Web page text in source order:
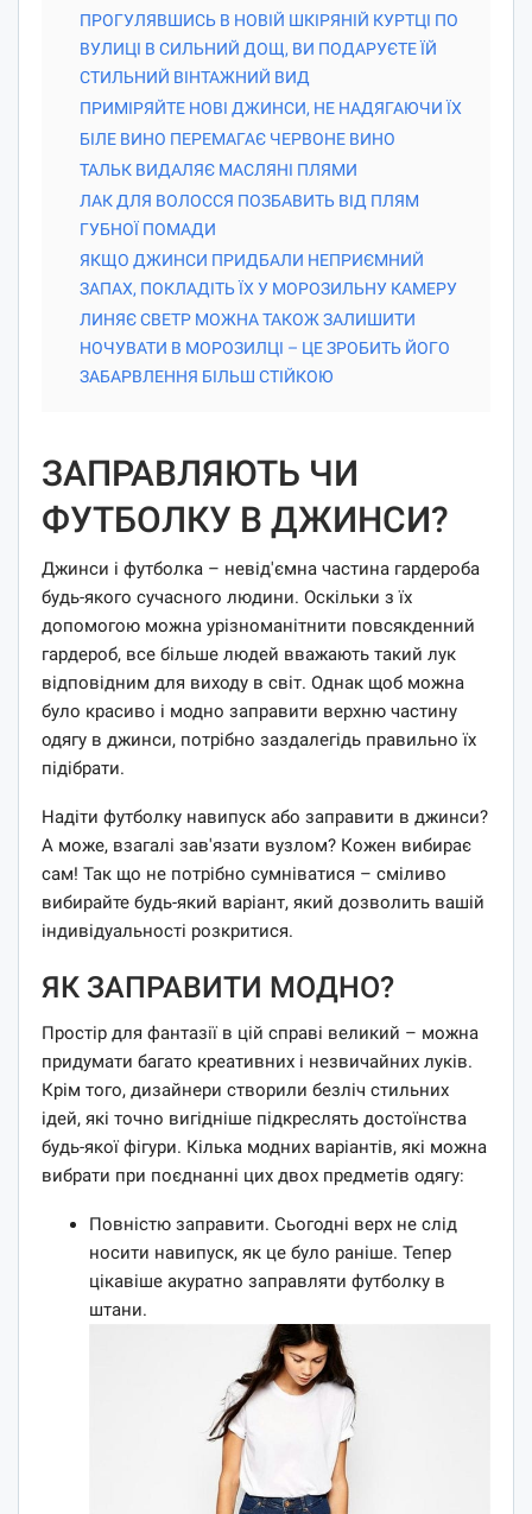
ПРОГУЛЯВШИСЬ В НОВІЙ ШКІРЯНІЙ КУРТЦІ ПО
ВУЛИЦІ В СИЛЬНИЙ ДОЩ, ВИ ПОДАРУЄТЕ ЇЙ
СТИЛЬНИЙ ВІНТАЖНИЙ ВИД
ПРИМІРЯЙТЕ НОВІ ДЖИНСИ, НЕ НАДЯГАЮЧИ ЇХ
БІЛЕ ВИНО ПЕРЕМАГАЄ ЧЕРВОНЕ ВИНО
ТАЛЬК ВИДАЛЯЄ МАСЛЯНІ ПЛЯМИ
ЛАК ДЛЯ ВОЛОССЯ ПОЗБАВИТЬ ВІД ПЛЯМ
ГУБНОЇ ПОМАДИ
ЯКЩО ДЖИНСИ ПРИДБАЛИ НЕПРИЄМНИЙ
ЗАПАХ, ПОКЛАДІТЬ ЇХ У МОРОЗИЛЬНУ КАМЕРУ
ЛИНЯЄ СВЕТР МОЖНА ТАКОЖ ЗАЛИШИТИ
НОЧУВАТИ В МОРОЗИЛЦІ – ЦЕ ЗРОБИТЬ ЙОГО
ЗАБАРВЛЕННЯ БІЛЬШ СТІЙКОЮ
ЗАПРАВЛЯЮТЬ ЧИ
ФУТБОЛКУ В ДЖИНСИ?
Джинси і футболка – невід'ємна частина гардероба
будь-якого сучасного людини. Оскільки з їх
допомогою можна урізноманітнити повсякденний
гардероб, все більше людей вважають такий лук
відповідним для виходу в світ. Однак щоб можна
було красиво і модно заправити верхню частину
одягу в джинси, потрібно заздалегідь правильно їх
підібрати.
Надіти футболку навипуск або заправити в джинси?
А може, взагалі зав'язати вузлом? Кожен вибирає
сам! Так що не потрібно сумніватися – сміливо
вибирайте будь-який варіант, який дозволить вашій
індивідуальності розкритися.
ЯК ЗАПРАВИТИ МОДНО?
Простір для фантазії в цій справі великий – можна
придумати багато креативних і незвичайних луків.
Крім того, дизайнери створили безліч стильних
ідей, які точно вигідніше підкреслять достоїнства
будь-якої фігури. Кілька модних варіантів, які можна
вибрати при поєднанні цих двох предметів одягу:
Повністю заправити. Сьогодні верх не слід
носити навипуск, як це було раніше. Тепер
цікавіше акуратно заправляти футболку в
штани.